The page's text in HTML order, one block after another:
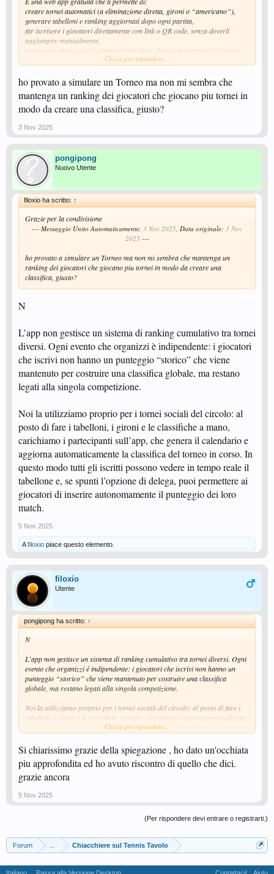
creare tornei automatici (a eliminazione diretta, gironi o “americano”),
generare tabelloni e ranking aggiornati dopo ogni partita,
far iscrivere i giocatori direttamente con link o QR code, senza doverli
aggiungere manualmente,
tenere uno storico dei risultati per calcolare classifiche interne o “ranking
uso da pc ma spesso quando sono al circolo gli altri la usano con il cell.
Nel nostro caso ha ridotto molto la gestione manuale dei tabelloni e rende
tutto più semplice per chi si iscrive ognuno vede subito gli orari e gli
avversari.
Clicca per espandere...
ho provato a simulare un Torneo ma non mi sembra che
mantenga un ranking dei giocatori che giocano piu tornei in
modo da creare una classifica, giusto?
3 Nov 2025
pongipong
Nuovo Utente
filoxio ha scritto: ↑
Grazie per la condivisione
--- Messaggio Unito Automaticamente, 3 Nov 2025, Data originale: 3 Nov
2025 ---
ho provato a simulare un Torneo ma non mi sembra che mantenga un
ranking dei giocatori che giocano piu tornei in modo da creare una
classifica, giusto?
N
L’app non gestisce un sistema di ranking cumulativo tra tornei
diversi. Ogni evento che organizzi è indipendente: i giocatori
che iscrivi non hanno un punteggio “storico” che viene
mantenuto per costruire una classifica globale, ma restano
legati alla singola competizione.
Noi la utilizziamo proprio per i tornei sociali del circolo: al
posto di fare i tabelloni, i gironi e le classifiche a mano,
carichiamo i partecipanti sull’app, che genera il calendario e
aggiorna automaticamente la classifica del torneo in corso. In
questo modo tutti gli iscritti possono vedere in tempo reale il
tabellone e, se spunti l’opzione di delega, puoi permettere ai
giocatori di inserire autonomamente il punteggio dei loro
match.
5 Nov 2025
Afiloxio piace questo elemento.
filoxio
Utente
pongipong ha scritto: ↑
N
L’app non gestisce un sistema di ranking cumulativo tra tornei diversi. Ogni
evento che organizzi è indipendente: i giocatori che iscrivi non hanno un
punteggio “storico” che viene mantenuto per costruire una classifica
globale, ma restano legati alla singola competizione.
Noi la utilizziamo proprio per i tornei sociali del circolo: al posto di fare i
tabelloni, i gironi e le classifiche a mano, carichiamo i partecipanti sull’app,
che genera il calendario e aggiorna automaticamente la classifica del torneo
tabellone e, se spunti l’opzione di delega, puoi permettere ai giocatori di
inserire autonomamente il punteggio dei loro match.
Clicca per espandere...
Si chiarissimo grazie della spiegazione , ho dato un'occhiata
piu approfondita ed ho avuto riscontro di quello che dici.
grazie ancora
5 Nov 2025
(Per rispondere devi entrare o registrarti.)
Forum Chiacchiere sul Tennis Tavolo